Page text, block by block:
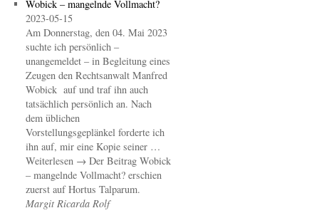
Wobick – mangelnde Vollmacht?
2023-05-15
Am Donnerstag, den 04. Mai 2023
suchte ich persönlich –
unangemeldet – in Begleitung eines
Zeugen den Rechtsanwalt Manfred
Wobick auf und traf ihn auch
tatsächlich persönlich an. Nach
dem üblichen
Vorstellungsgeplänkel forderte ich
ihn auf, mir eine Kopie seiner …
Weiterlesen → Der Beitrag Wobick
– mangelnde Vollmacht? erschien
zuerst auf Hortus Talparum.
Margit Ricarda Rolf